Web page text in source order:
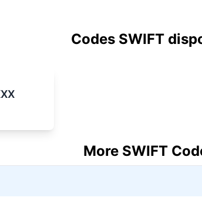
Codes SWIFT
More SWIFT